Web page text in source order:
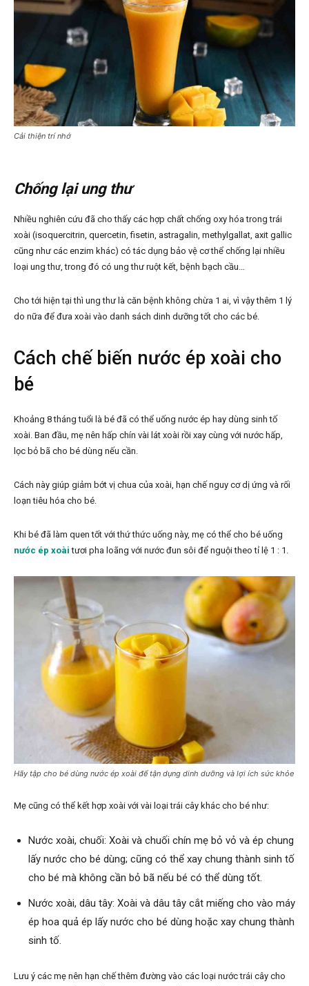
Cải thiện trí nhớ
Chống lại ung thư
Nhiều nghiên cứu đã cho thấy các hợp chất chống oxy hóa trong trái
xoài (isoquercitrin, quercetin, fisetin, astragalin, methylgallat, axit gallic
cũng như các enzim khác) có tác dụng bảo vệ cơ thể chống lại nhiều
loại ung thư, trong đó có ung thư ruột kết, bệnh bạch cầu…
Cho tới hiện tại thì ung thư là căn bệnh không chừa 1 ai, vì vậy thêm 1 lý
do nữa để đưa xoài vào danh sách dinh dưỡng tốt cho các bé.
Cách chế biến nước ép xoài cho
bé
Khoảng 8 tháng tuổi là bé đã có thể uống nước ép hay dùng sinh tố
xoài. Ban đầu, mẹ nên hấp chín vài lát xoài rồi xay cùng với nước hấp,
lọc bỏ bã cho bé dùng nếu cần.
Cách này giúp giảm bớt vị chua của xoài, hạn chế nguy cơ dị ứng và rối
loạn tiêu hóa cho bé.
Khi bé đã làm quen tốt với thứ thức uống này, mẹ có thể cho bé uống
nước ép xoài tươi pha loãng với nước đun sôi để nguội theo tỉ lệ 1 : 1.
Hãy tập cho bé dùng nước ép xoài để tận dụng dinh dưỡng và lợi ích sức khỏe
Mẹ cũng có thể kết hợp xoài với vài loại trái cây khác cho bé như:
Nước xoài, chuối: Xoài và chuối chín mẹ bỏ vỏ và ép chung
lấy nước cho bé dùng; cũng có thể xay chung thành sinh tố
cho bé mà không cần bỏ bã nếu bé có thể dùng tốt.
Nước xoài, dâu tây: Xoài và dâu tây cắt miếng cho vào máy
ép hoa quả ép lấy nước cho bé dùng hoặc xay chung thành
sinh tố.
Lưu ý các mẹ nên hạn chế thêm đường vào các loại nước trái cây cho